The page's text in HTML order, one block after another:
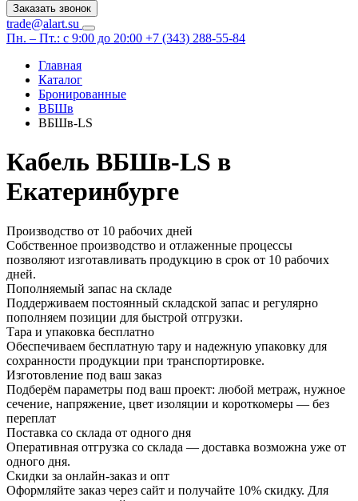
Заказать звонок
trade@alart.su
Пн. – Пт.: с 9:00 до 20:00 +7 (343) 288-55-84
Главная
Каталог
Бронированные
ВБШв
ВБШв-LS
Кабель ВБШв-LS в
Екатеринбурге
Производство от 10 рабочих дней
Собственное производство и отлаженные процессы
позволяют изготавливать продукцию в срок от 10 рабочих
дней.
Пополняемый запас на складе
Поддерживаем постоянный складской запас и регулярно
пополняем позиции для быстрой отгрузки.
Тара и упаковка бесплатно
Обеспечиваем бесплатную тару и надежную упаковку для
сохранности продукции при транспортировке.
Изготовление под ваш заказ
Подберём параметры под ваш проект: любой метраж, нужное
сечение, напряжение, цвет изоляции и короткомеры — без
переплат
Поставка со склада от одного дня
Оперативная отгрузка со склада — доставка возможна уже от
одного дня.
Скидки за онлайн-заказ и опт
Оформляйте заказ через сайт и получайте 10% скидку. Для